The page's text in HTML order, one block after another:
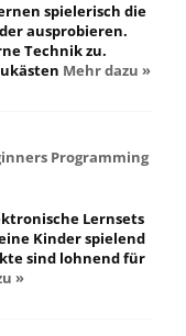
spielerisch die
ausprobieren.
Technik zu.
Mehr dazu »
Programming
Lernsets
Kinder spielend
sind lohnend für
»